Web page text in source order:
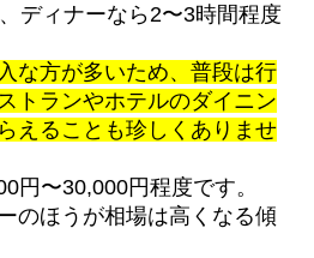
ディナーなら2〜3時間程度
な方が多いため、普段は行
トランやホテルのダイニン
えることも珍しくありませ
円〜30,000円程度です。
のほうが相場は高くなる傾